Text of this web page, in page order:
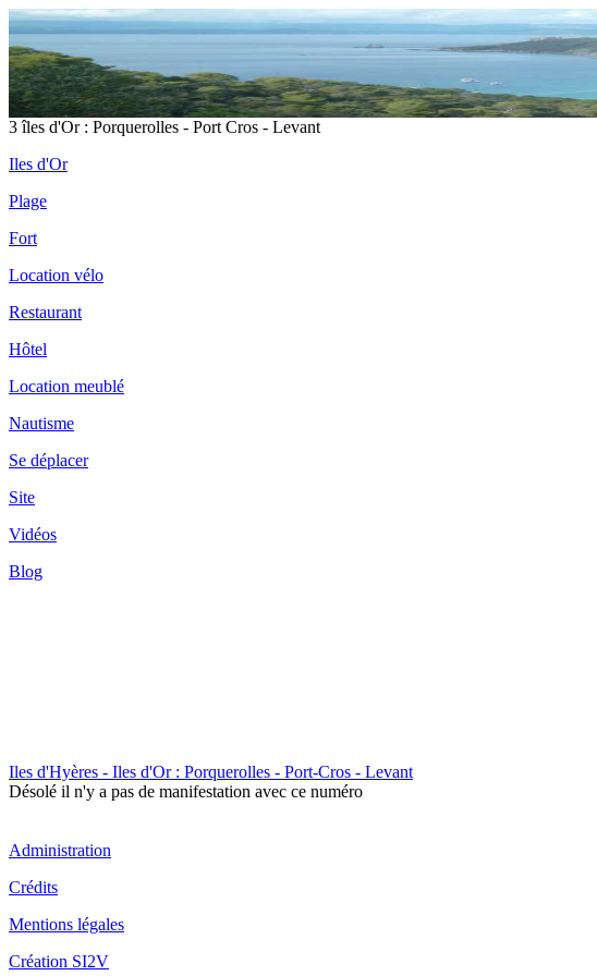
3 îles d'Or : Porquerolles - Port Cros - Levant
Iles d'Or
Plage
Fort
Location vélo
Restaurant
Hôtel
Location meublé
Nautisme
Se déplacer
Site
Vidéos
Blog
Iles d'Hyères - Iles d'Or : Porquerolles - Port-Cros - Levant
Désolé il n'y a pas de manifestation avec ce numéro
Administration
Crédits
Mentions légales
Création SI2V